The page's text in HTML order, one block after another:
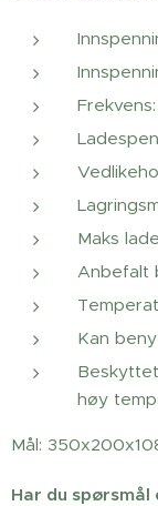
Maks
Anbefalt
Kan
høy
Mål:
Har du